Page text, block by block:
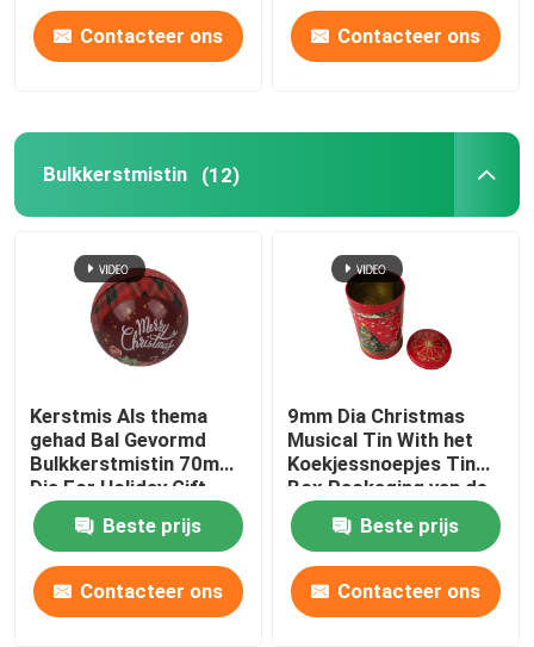
Vierkant Tin Box
Contacteer ons Contacteer ons
Bulkkerstmistin (12)
Kerstmis Als thema
gehad Bal Gevormd
Bulkkerstmistin 70mm
Dia For Holiday Gift
Promotion
Beste prijs
Contacteer ons
9mm Dia Christmas
Musical Tin With het
Koekjessnoepjes Tin
Box Packaging van de
Misstapdekking
Beste prijs
Contacteer ons